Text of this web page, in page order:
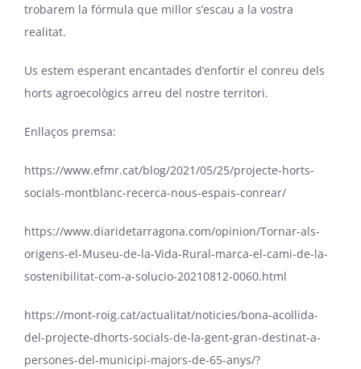
trobarem la fórmula que millor s’escau a la vostra
realitat.
Us estem esperant encantades d’enfortir el conreu dels
horts agroecològics arreu del nostre territori.
Enllaços premsa:
https://www.efmr.cat/blog/2021/05/25/projecte-horts-
socials-montblanc-recerca-nous-espais-conrear/
https://www.diaridetarragona.com/opinion/Tornar-als-
origens-el-Museu-de-la-Vida-Rural-marca-el-cami-de-la-
sostenibilitat-com-a-solucio-20210812-0060.html
https://mont-roig.cat/actualitat/noticies/bona-acollida-
del-projecte-dhorts-socials-de-la-gent-gran-destinat-a-
persones-del-municipi-majors-de-65-anys/?